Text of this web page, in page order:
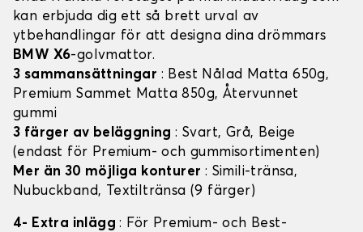
kan erbjuda dig ett så brett urval av
ytbehandlingar för att designa dina drömmars
BMW X6-golvmattor.
3 sammansättningar : Best Nålad Matta 650g,
Premium Sammet Matta 850g, Återvunnet
gummi
3 färger av beläggning: Svart, Grå, Beige
(endast för Premium- och gummisortimenten)
Mer än 30 möjliga konturer : Simili-tränsa,
Nubuckband, Textiltränsa (9 färger)
4- Extra inlägg: För Premium- och Best-